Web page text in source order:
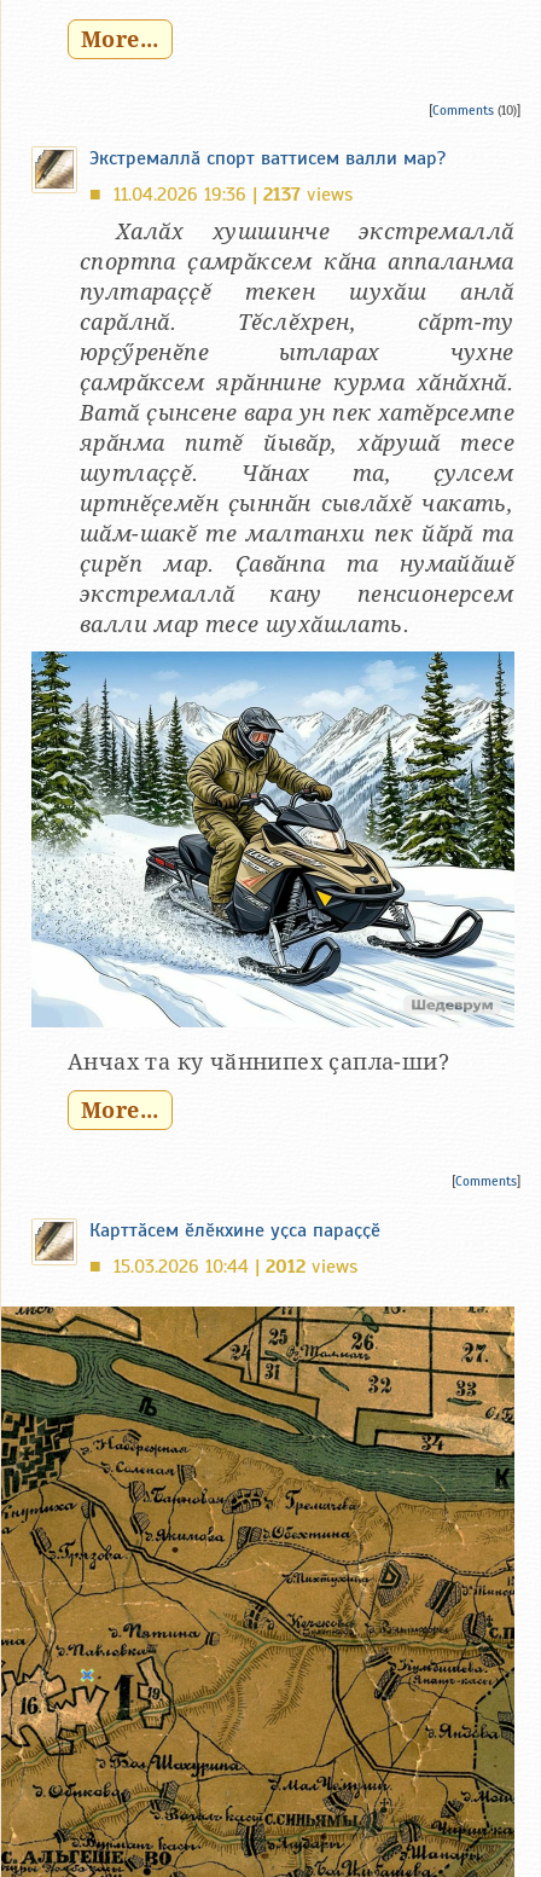
More...
[Comments (10)]
Экстремаллӑ спорт ваттисем валли мар?
■ 11.04.2026 19:36 | 2137 views
Халӑх хушшинче экстремаллӑ
спортпа ҫамрӑксем кӑна аппаланма
пултараҫҫӗ текен шухӑш анлӑ
сарӑлнӑ. Тӗслӗхрен, сӑрт-ту
юрҫӳренӗпе ытларах чухне
ҫамрӑксем ярӑннине курма хӑнӑхнӑ.
Ватӑ ҫынсене вара ун пек хатӗрсемпе
ярӑнма питӗ йывӑр, хӑрушӑ тесе
шутлаҫҫӗ. Чӑнах та, ҫулсем
иртнӗҫемӗн ҫыннӑн сывлӑхӗ чакать,
шӑм-шакӗ те малтанхи пек йӑрӑ та
ҫирӗп мар. Ҫавӑнпа та нумайӑшӗ
экстремаллӑ кану пенсионерсем
валли мар тесе шухӑшлать.
Анчах та ку чӑннипех ҫапла-ши?
More...
[Comments]
Карттӑсем ӗлӗкхине уҫса параҫҫӗ
■ 15.03.2026 10:44 | 2012 views